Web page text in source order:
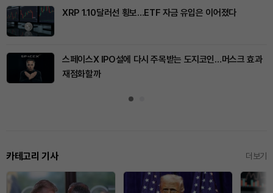
XRP 1.10달러선 횡보…ETF 자금 유입은 이어졌다
스페이스X IPO설에 다시 주목받는 도지코인…머스크 효과
재점화할까
카테고리 기사 더보기